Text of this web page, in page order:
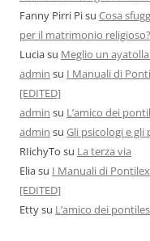
Fanny Pirri Pisu Cosa
per il matrimonio
Luciasu Meglio un
admin su I Manuali di
[EDITED]
admin su L’amico dei
admin su Gli psicologi e
RIichyTo su La terza via
Eliasu I Manuali di
[EDITED]
Ettysu L’amico dei